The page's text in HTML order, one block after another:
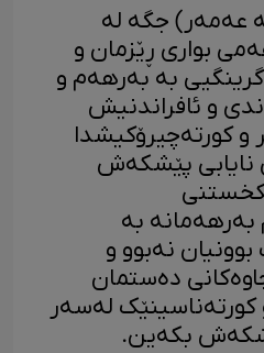
عەمەر) جگە لە
بواری ڕێزمان و
گرینگیی بە بەرهەم و
و ئافراندنیش
و کورتەچیرۆکیشدا
پێشکەش
بەرهەمانە بە
نەبوو و
دەستمان
لەسەر
بکەین.